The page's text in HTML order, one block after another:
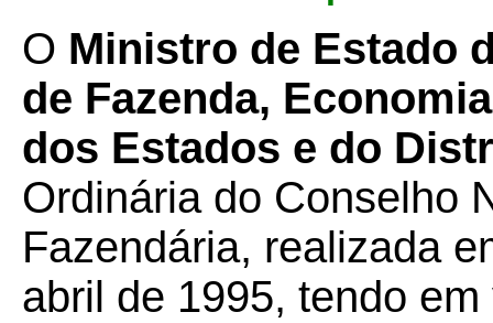
O Ministro de Estado
de Fazenda,
dos Estados e do
Ordinária do Conselho
Fazendária, realizada
abril de 1995, tendo